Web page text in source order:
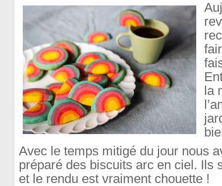
la
Avec le temps mitigé du jour nous
préparé des biscuits arc en ciel. Ils
et le rendu est vraiment chouette !